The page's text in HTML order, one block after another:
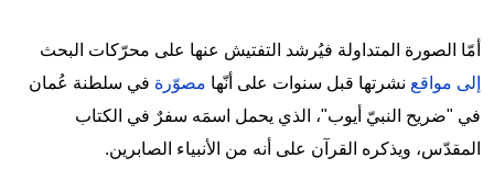
أمّا الصورة المتداولة فيُرشد التفتيش عنها على محرّكات البحث
إلى مواقع نشرتها قبل سنوات على أنّها مصوّرة في سلطنة عُمان
في "ضريح النبيّ أيوب"، الذي يحمل اسمَه سفرٌ في الكتاب
المقدّس، ويذكره القرآن على أنه من الأنبياء الصابرين.